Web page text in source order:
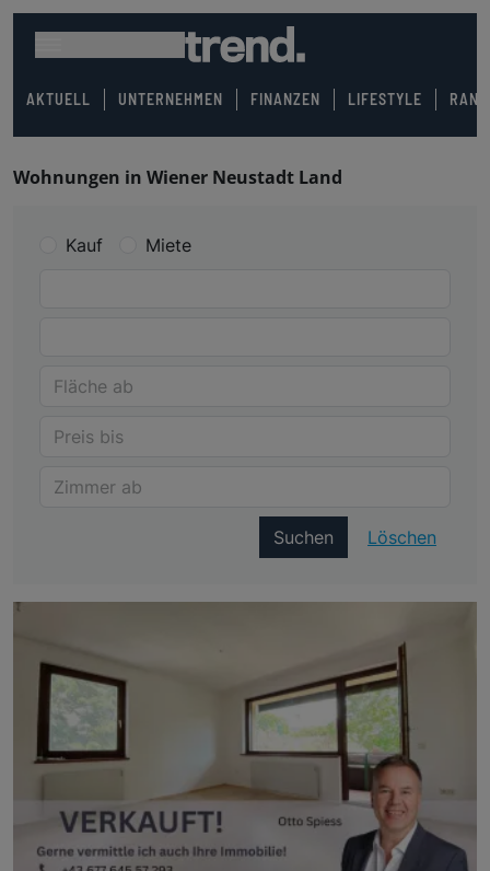
AKTUELL UNTERNEHMEN FINANZEN LIFESTYLE
Wohnungen in Wiener Neustadt Land
Kauf Miete
Suchen Löschen